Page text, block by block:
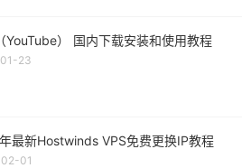
YouTube） 国内下载安装和使用教程
23
最新Hostwinds VPS免费更换IP教程
01